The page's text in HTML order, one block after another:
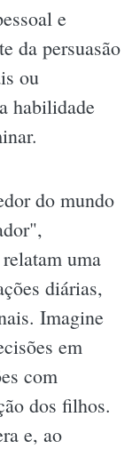
e
da persuasão
ou
habilidade
do mundo
uma
diárias,
Imagine
em
com
dos filhos.
e, ao